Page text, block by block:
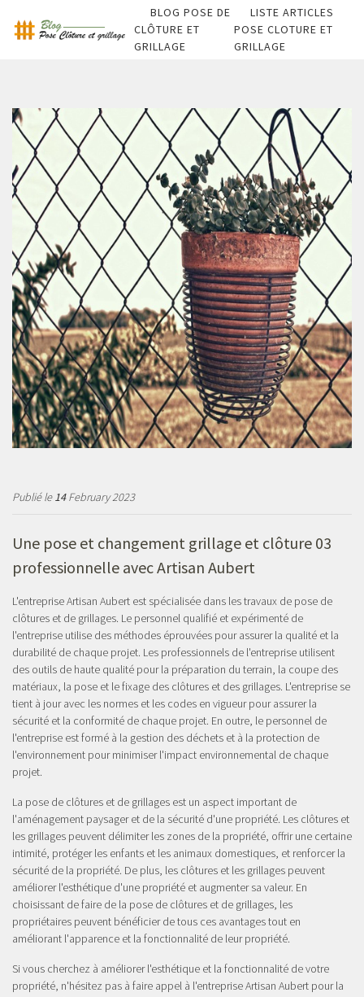
BLOG POSE DE
CLÔTURE ET
GRILLAGE
LISTE ARTICLES
POSE CLOTURE ET
GRILLAGE
Publié le14February 2023
Une pose et changement grillage et clôture 03
professionnelle avec Artisan Aubert
L'entreprise Artisan Aubert est spécialisée dans les travaux de pose de
clôtures et de grillages. Le personnel qualifié et expérimenté de
l'entreprise utilise des méthodes éprouvées pour assurer la qualité et la
durabilité de chaque projet. Les professionnels de l'entreprise utilisent
des outils de haute qualité pour la préparation du terrain, la coupe des
matériaux, la pose et le fixage des clôtures et des grillages. L'entreprise se
tient à jour avec les normes et les codes en vigueur pour assurer la
sécurité et la conformité de chaque projet. En outre, le personnel de
l'entreprise est formé à la gestion des déchets et à la protection de
l'environnement pour minimiser l'impact environnemental de chaque
projet.
La pose de clôtures et de grillages est un aspect important de
l'aménagement paysager et de la sécurité d'une propriété. Les clôtures et
les grillages peuvent délimiter les zones de la propriété, offrir une certaine
intimité, protéger les enfants et les animaux domestiques, et renforcer la
sécurité de la propriété. De plus, les clôtures et les grillages peuvent
améliorer l'esthétique d'une propriété et augmenter sa valeur. En
choisissant de faire de la pose de clôtures et de grillages, les
propriétaires peuvent bénéficier de tous ces avantages tout en
améliorant l'apparence et la fonctionnalité de leur propriété.
Si vous cherchez à améliorer l'esthétique et la fonctionnalité de votre
propriété, n'hésitez pas à faire appel à l'entreprise Artisan Aubert pour la